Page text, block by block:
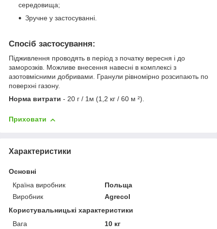
середовища;
Зручне у застосуванні.
Спосіб застосування:
Підживлення проводять в період з початку вересня і до
заморозків. Можливе внесення навесні в комплексі з
азотовмісними добривами. Гранули рівномірно розсипають по
поверхні газону.
Норма витрати - 20 г / 1м (1,2 кг / 60 м ²).
Приховати
Характеристики
Основні
Країна виробник
Польща
Виробник
Agrecol
Користувальницькі характеристики
Вага
10 кг